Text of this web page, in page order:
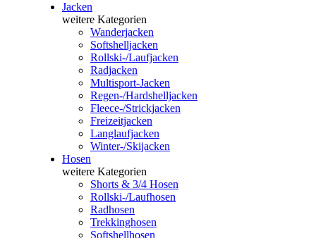
Jacken
weitere Kategorien
Wanderjacken
Softshelljacken
Rollski-/Laufjacken
Radjacken
Multisport-Jacken
Regen-/Hardshelljacken
Fleece-/Strickjacken
Freizeitjacken
Langlaufjacken
Winter-/Skijacken
Hosen
weitere Kategorien
Shorts & 3/4 Hosen
Rollski-/Laufhosen
Radhosen
Trekkinghosen
Softshellhosen